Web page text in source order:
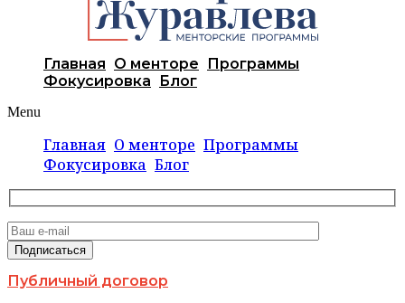
Главная О менторе
Программы
Фокусировка
Блог
Menu
Главная О менторе Программы
Фокусировка Блог
Публичный договор